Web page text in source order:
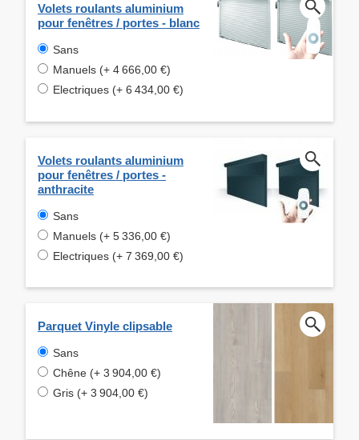
Volets roulants aluminium
pour fenêtres / portes - blanc
Sans
Manuels (+ 4 666,00 €)
Electriques (+ 6 434,00 €)
Volets roulants aluminium
pour fenêtres / portes -
anthracite
Sans
Manuels (+ 5 336,00 €)
Electriques (+ 7 369,00 €)
Parquet Vinyle clipsable
Sans
Chêne (+ 3 904,00 €)
Gris (+ 3 904,00 €)